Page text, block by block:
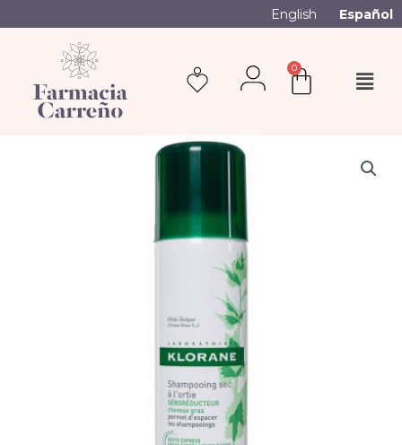
English Español
0